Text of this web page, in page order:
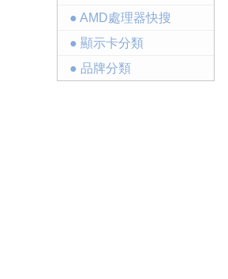
● AMD處理器快搜
● 顯示卡分類
● 品牌分類